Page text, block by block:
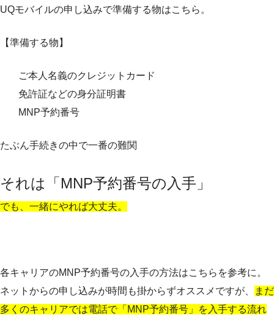
UQモバイルの申し込みで準備する物はこちら。
【準備する物】
ご本人名義のクレジットカード
免許証などの身分証明書
MNP予約番号
たぶん手続きの中で一番の難関
それは「MNP予約番号の入手」
でも、一緒にやれば大丈夫。
各キャリアのMNP予約番号の入手の方法はこちらを参考に。
ネットからの申し込みが時間も掛からずオススメですが、
まだ
多くのキャリアでは電話で「MNP予約番号」を入手する流れ